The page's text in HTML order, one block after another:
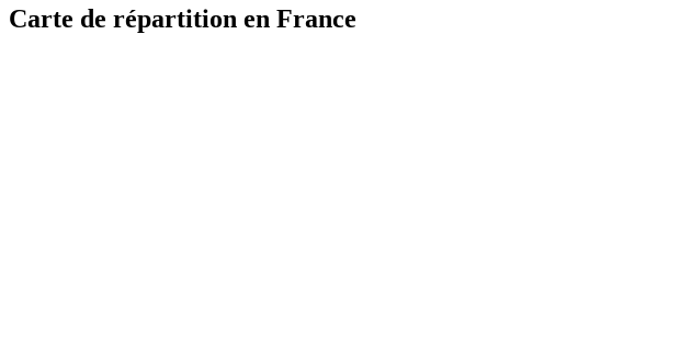
Carte de répartition en France